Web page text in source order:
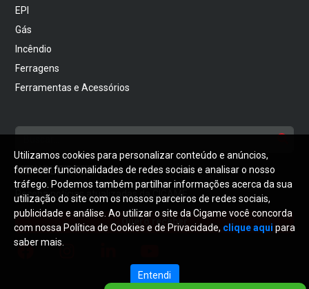
EPI
Gás
Incêndio
Ferragens
Ferramentas e Acessórios
NEWSLETTER
Receba notícias atualizadas da CIGAME
Quero receber
Utilizamos cookies para personalizar conteúdo e anúncios,
fornecer funcionalidades de redes sociais e analisar o nosso
tráfego. Podemos também partilhar informações acerca da sua
utilização do site com os nossos parceiros de redes sociais,
publicidade e análise. Ao utilizar o site da Cigame você concorda
com nossa Política de Cookies e de Privacidade, clique aqui para
saber mais.
Entendi